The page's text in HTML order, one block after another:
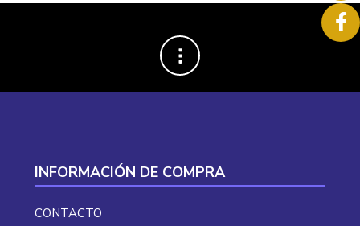
INFORMACIÓN DE COMPRA
CONTACTO